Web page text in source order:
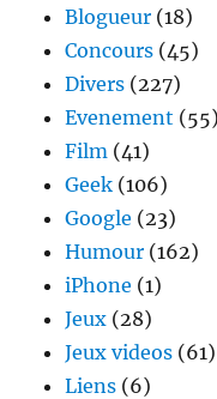
ferié
Blogueur (18)
Concours (45)
Divers (227)
Evenement (55)
Film (41)
Geek (106)
Google (23)
Humour (162)
iPhone (1)
Jeux (28)
Jeux videos (61)
Liens (6)